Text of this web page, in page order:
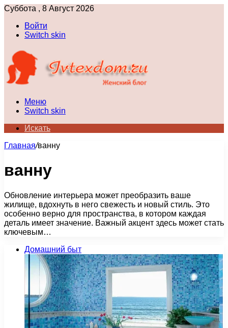
Суббота , 8 Август 2026
Войти
Switch skin
Меню
Switch skin
Искать
Главная/ванну
ванну
Обновление интерьера может преобразить ваше
жилище, вдохнуть в него свежесть и новый стиль. Это
особенно верно для пространства, в котором каждая
деталь имеет значение. Важный акцент здесь может стать
ключевым…
Домашний быт